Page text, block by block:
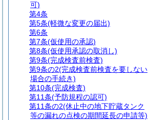
可)
第4条
第5条(軽微な変更の届出)
第6条
第7条(仮使用の承認)
第8条(仮使用承認の取消し)
第9条(完成検査前検査)
第9条の2(完成検査前検査を要しない
場合の手続き)
第10条(完成検査)
第11条(予防規程の認可)
第11条の2(休止中の地下貯蔵タンク
等の漏れの点検の期間延長の申請等)